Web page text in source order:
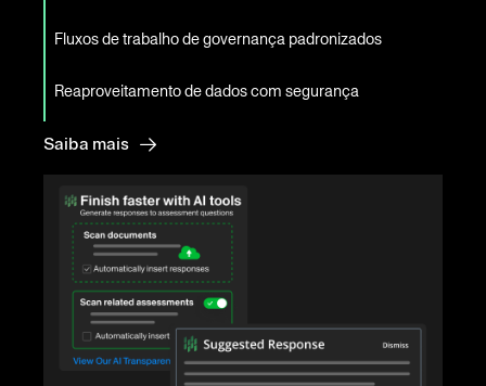
Fluxos de trabalho de governança padronizados
Reaproveitamento de dados com segurança
Saiba mais